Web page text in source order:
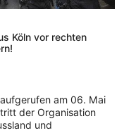
Köln vor rechten
am 06. Mai
der Organisation
und